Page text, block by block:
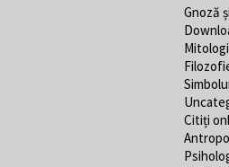
Gnoză
Citiți